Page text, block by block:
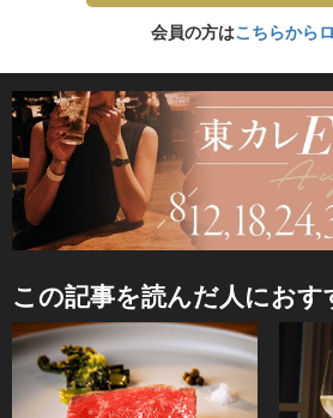
会員の方はこちらから
この記事を読んだ人におす